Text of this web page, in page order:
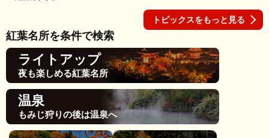
トピックスをもっと見る
紅葉名所を条件で検索
ライトアップ
夜も楽しめる紅葉名所
温泉
もみじ狩りの後は温泉へ